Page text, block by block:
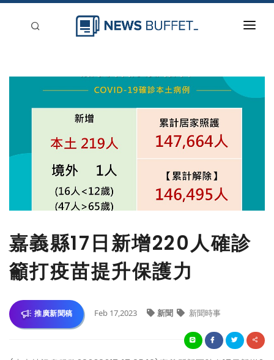
登入
嘉義縣17日新增220人確診
籲打疫苗提升保護力
推廣新聞稿 Feb 17,2023 新聞 新聞時事